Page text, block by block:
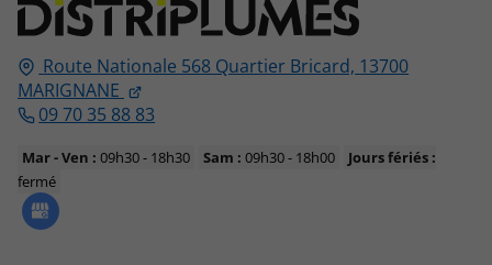
Route Nationale 568 Quartier Bricard, 13700
MARIGNANE
09 70 35 88 83
Mar - Ven : 09h30 - 18h30 Sam : 09h30 - 18h00
Jours fériés :
fermé